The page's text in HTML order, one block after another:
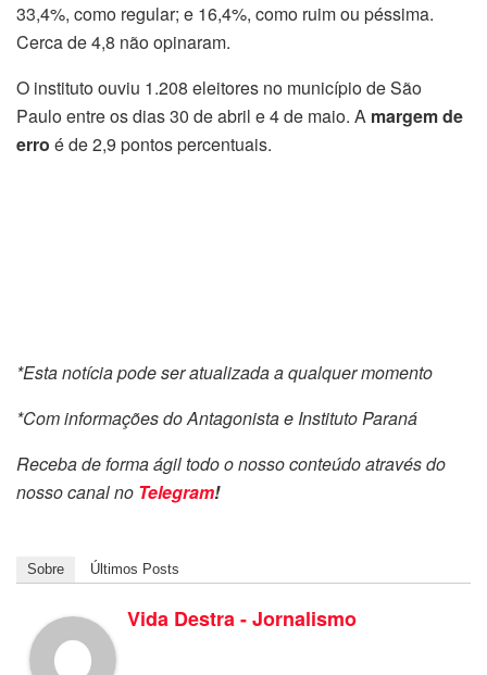
33,4%, como regular; e 16,4%, como ruim ou péssima.
Cerca de 4,8 não opinaram.
O instituto ouviu 1.208 eleitores no município de São
Paulo entre os dias 30 de abril e 4 de maio. A margem de
erro é de 2,9 pontos percentuais.
*Esta notícia pode ser atualizada a qualquer momento
*Com informações do Antagonista e Instituto Paraná
Receba de forma ágil todo o nosso conteúdo através do
nosso canal no Telegram!
Sobre Últimos Posts
Vida Destra - Jornalismo